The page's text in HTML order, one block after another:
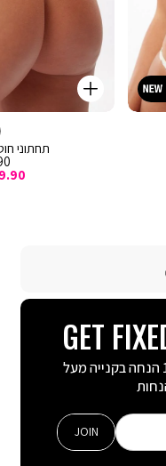
קנייה
מהירה
תחתוני
₪
GET
נרשמים ומקבלים אקסטרה 15% הנחה בקנייה מעל
JOIN